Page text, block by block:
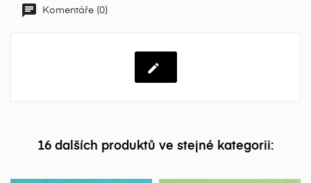
Komentáře (0)
16 dalších produktů ve stejné kategorii: